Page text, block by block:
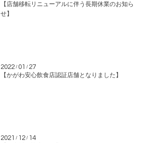
【店舗移転リニューアルに伴う長期休業のお知ら
せ】
2022 / 01 / 27
【かがわ安心飲食店認証店舗となりました】
2021 / 12 / 14